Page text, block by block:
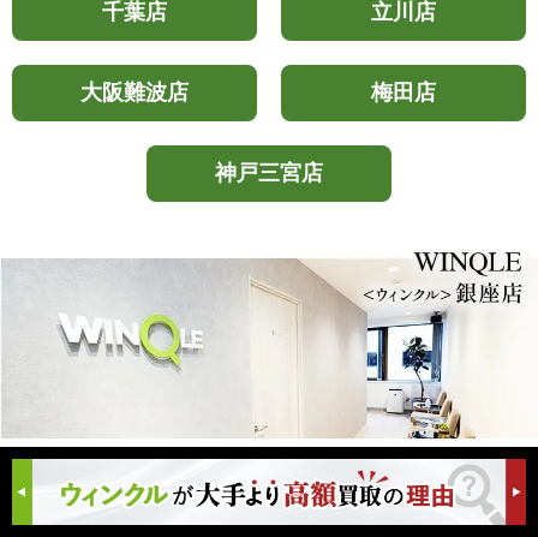
千葉店 立川店
大阪難波店 梅田店
神戸三宮店